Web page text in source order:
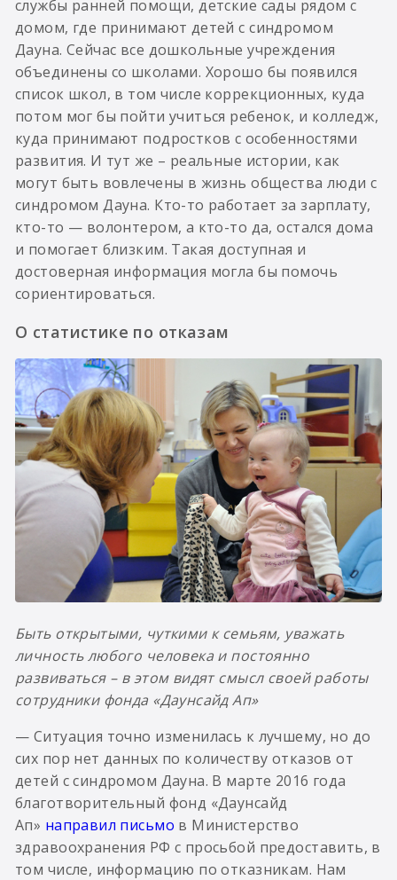
службы ранней помощи, детские сады рядом с
домом, где принимают детей с синдромом
Дауна. Сейчас все дошкольные учреждения
объединены со школами. Хорошо бы появился
список школ, в том числе коррекционных, куда
потом мог бы пойти учиться ребенок, и колледж,
куда принимают подростков с особенностями
развития. И тут же – реальные истории, как
могут быть вовлечены в жизнь общества люди с
синдромом Дауна. Кто-то работает за зарплату,
кто-то — волонтером, а кто-то да, остался дома
и помогает близким. Такая доступная и
достоверная информация могла бы помочь
сориентироваться.
О статистике по отказам
Быть открытыми, чуткими к семьям, уважать
личность любого человека и постоянно
развиваться – в этом видят смысл своей работы
сотрудники фонда «Даунсайд Ап»
— Ситуация точно изменилась к лучшему, но до
сих пор нет данных по количеству отказов от
детей с синдромом Дауна. В марте 2016 года
благотворительный фонд «Даунсайд
Ап» направил письмо в Министерство
здравоохранения РФ с просьбой предоставить, в
том числе, информацию по отказникам. Нам